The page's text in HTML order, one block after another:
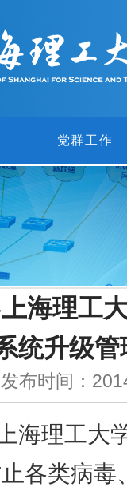
党群工作
海理工
统升级管
发布时间：
海理工大
各类病